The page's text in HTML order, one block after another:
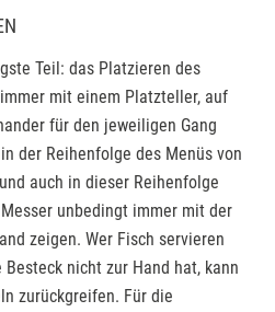
Teil: das Platzieren des
mit einem Platzteller, auf
für den jeweiligen Gang
der Reihenfolge des Menüs von
auch in dieser Reihenfolge
unbedingt immer mit der
zeigen. Wer Fisch servieren
nicht zur Hand hat, kann
zurückgreifen. Für die